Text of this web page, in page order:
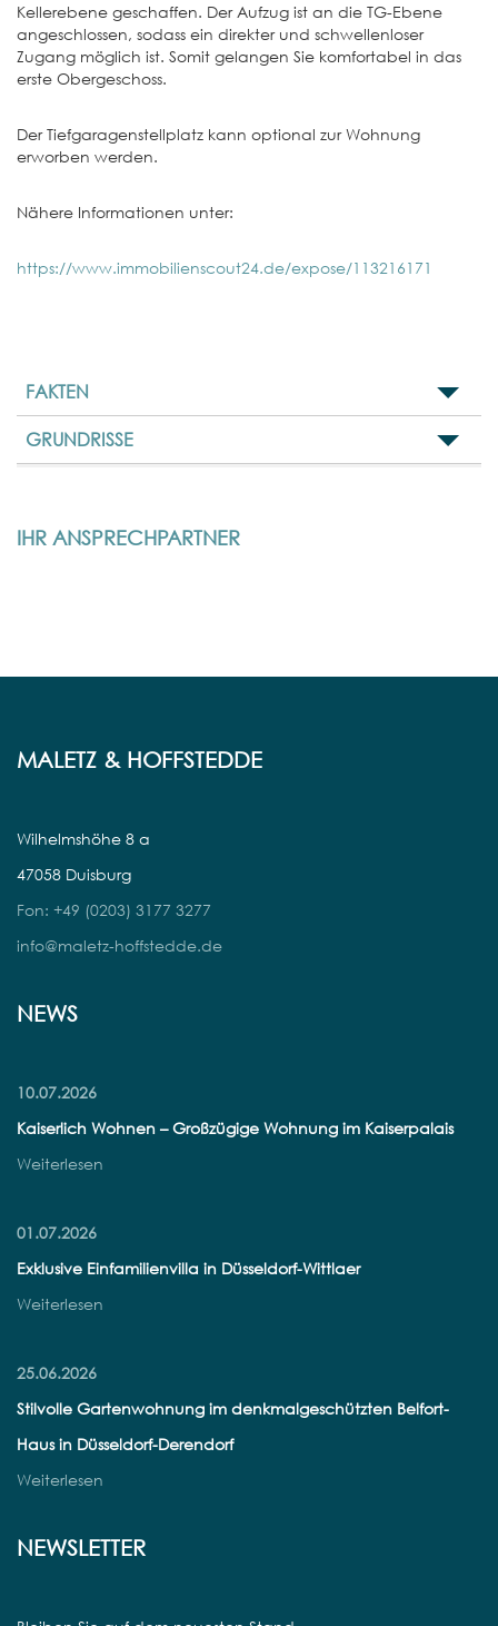
Kellerebene geschaffen. Der Aufzug ist an die TG-Ebene
angeschlossen, sodass ein direkter und schwellenloser
Zugang möglich ist. Somit gelangen Sie komfortabel in das
erste Obergeschoss.
Der Tiefgaragenstellplatz kann optional zur Wohnung
erworben werden.
Nähere Informationen unter:
https://www.immobilienscout24.de/expose/113216171
FAKTEN
GRUNDRISSE
IHR ANSPRECHPARTNER
MALETZ & HOFFSTEDDE
Wilhelmshöhe 8 a
47058 Duisburg
Fon: +49 (0203) 3177 3277
info@maletz-hoffstedde.de
NEWS
10.07.2026
Kaiserlich Wohnen – Großzügige Wohnung im Kaiserpalais
Weiterlesen
01.07.2026
Exklusive Einfamilienvilla in Düsseldorf-Wittlaer
Weiterlesen
25.06.2026
Stilvolle Gartenwohnung im denkmalgeschützten Belfort-
Haus in Düsseldorf-Derendorf
Weiterlesen
NEWSLETTER